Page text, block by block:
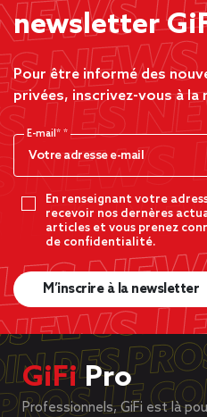
newsletter
Pour être informé des
privées, inscrivez-vous à la
E-mail*
En renseignant votre
recevoir nos dernères
articles et vous prenez
de confidentialité.
M’inscrire à la newsletter
GiFiPro
Professionnels, GiFi est là